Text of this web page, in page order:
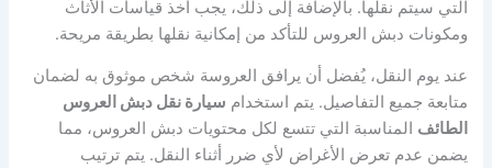
التي سيتم نقلها. بالإضافة إلى ذلك، يجب أخذ قياسات الأثاث
ومكونات دبش العروس للتأكد من إمكانية نقلها بطريقة مريحة.
عند يوم النقل، يُفضل أن يرافق العروسة شخص موثوق به لضمان
متابعة جميع التفاصيل. يتم استخدام سيارة نقل دبش العروس
الطائف المناسبة التي تتسع لكل محتويات دبش العروس، مما
يضمن عدم تعرض الأغراض لأي ضرر أثناء النقل. يتم ترتيب